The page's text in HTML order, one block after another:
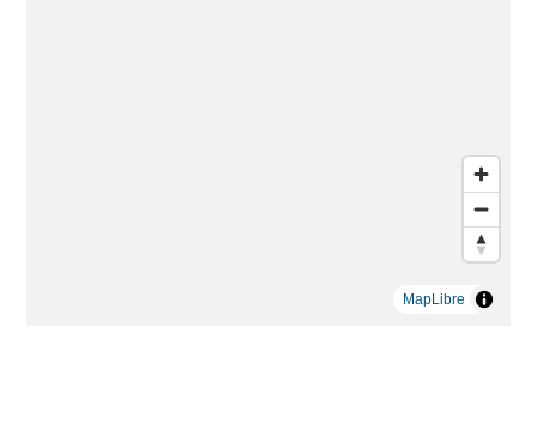
MapLibre